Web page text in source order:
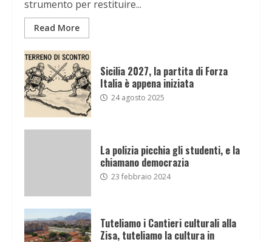
strumento per restituire...
Read More
Sicilia 2027, la partita di Forza
Italia è appena iniziata
24 agosto 2025
La polizia picchia gli studenti, e la
chiamano democrazia
23 febbraio 2024
Tuteliamo i Cantieri culturali alla
Zisa, tuteliamo la cultura in